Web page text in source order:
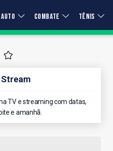
AUTO COMBATE TÊNIS
TV e streaming com datas,
e amanhã.